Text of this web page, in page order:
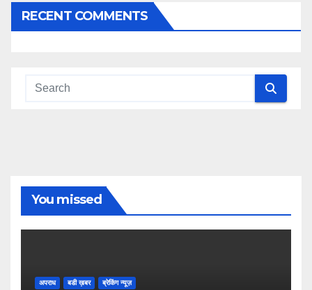
RECENT COMMENTS
You missed
अपराध बडी ख़बर ब्रेकिंग न्यूज़